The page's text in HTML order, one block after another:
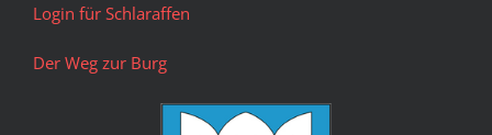
Login für Schlaraffen
Der Weg zur Burg